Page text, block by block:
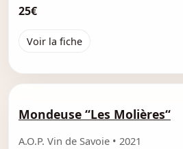
25€
Voir la fiche
Mondeuse “Les Molières“
A.O.P. Vin de Savoie • 2021